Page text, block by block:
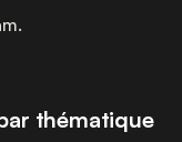
thématique